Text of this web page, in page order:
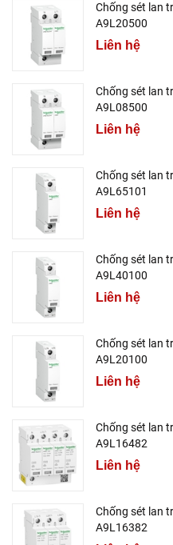
Chống sét lan
A9L20500
Liên hệ
Chống sét lan
A9L08500
Liên hệ
Chống sét lan
A9L65101
Liên hệ
Chống sét lan
A9L40100
Liên hệ
Chống sét lan
A9L20100
Liên hệ
Chống sét lan
A9L16482
Liên hệ
Chống sét lan
A9L16382